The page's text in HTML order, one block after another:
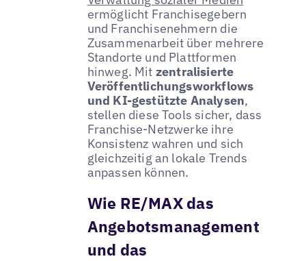
ermöglicht Franchisegebern
und Franchisenehmern die
Zusammenarbeit über mehrere
Standorte und Plattformen
hinweg. Mit zentralisierte
Veröffentlichungsworkflows
und KI-gestützte Analysen,
stellen diese Tools sicher, dass
Franchise-Netzwerke ihre
Konsistenz wahren und sich
gleichzeitig an lokale Trends
anpassen können.
Wie RE/MAX das
Angebotsmanagement
und das